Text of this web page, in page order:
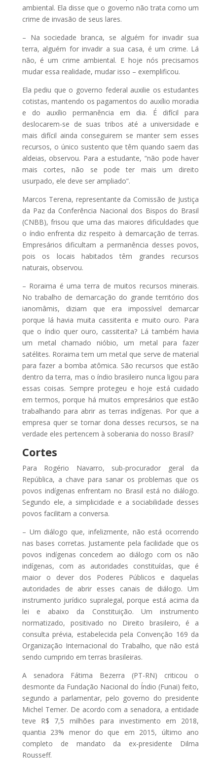
ambiental. Ela disse que o governo não trata como um
crime de invasão de seus lares.
– Na sociedade branca, se alguém for invadir sua
terra, alguém for invadir a sua casa, é um crime. Lá
não, é um crime ambiental. E hoje nós precisamos
mudar essa realidade, mudar isso – exemplificou.
Ela pediu que o governo federal auxilie os estudantes
cotistas, mantendo os pagamentos do auxílio moradia
e do auxílio permanência em dia. É difícil para
deslocarem-se de suas tribos até a universidade e
mais difícil ainda conseguirem se manter sem esses
recursos, o único sustento que têm quando saem das
aldeias, observou. Para a estudante, “não pode haver
mais cortes, não se pode ter mais um direito
usurpado, ele deve ser ampliado”.
Marcos Terena, representante da Comissão de Justiça
da Paz da Conferência Nacional dos Bispos do Brasil
(CNBB), frisou que uma das maiores dificuldades que
o índio enfrenta diz respeito à demarcação de terras.
Empresários dificultam a permanência desses povos,
pois os locais habitados têm grandes recursos
naturais, observou.
– Roraima é uma terra de muitos recursos minerais.
No trabalho de demarcação do grande território dos
ianomâmis, diziam que era impossível demarcar
porque lá havia muita cassiterita e muito ouro. Para
que o índio quer ouro, cassiterita? Lá também havia
um metal chamado nióbio, um metal para fazer
satélites. Roraima tem um metal que serve de material
para fazer a bomba atômica. São recursos que estão
dentro da terra, mas o índio brasileiro nunca ligou para
essas coisas. Sempre protegeu e hoje está cuidado
em termos, porque há muitos empresários que estão
trabalhando para abrir as terras indígenas. Por que a
empresa quer se tornar dona desses recursos, se na
verdade eles pertencem à soberania do nosso Brasil?
Cortes
Para Rogério Navarro, sub-procurador geral da
República, a chave para sanar os problemas que os
povos indígenas enfrentam no Brasil está no diálogo.
Segundo ele, a simplicidade e a sociabilidade desses
povos facilitam a conversa.
– Um diálogo que, infelizmente, não está ocorrendo
nas bases corretas. Justamente pela facilidade que os
povos indígenas concedem ao diálogo com os não
indígenas, com as autoridades constituídas, que é
maior o dever dos Poderes Públicos e daquelas
autoridades de abrir esses canais de diálogo. Um
instrumento jurídico supralegal, porque está acima da
lei e abaixo da Constituição. Um instrumento
normatizado, positivado no Direito brasileiro, é a
consulta prévia, estabelecida pela Convenção 169 da
Organização Internacional do Trabalho, que não está
sendo cumprido em terras brasileiras.
A senadora Fátima Bezerra (PT-RN) criticou o
desmonte da Fundação Nacional do Índio (Funai) feito,
segundo a parlamentar, pelo governo do presidente
Michel Temer. De acordo com a senadora, a entidade
teve R$ 7,5 milhões para investimento em 2018,
quantia 23% menor do que em 2015, último ano
completo de mandato da ex-presidente Dilma
Rousseff.